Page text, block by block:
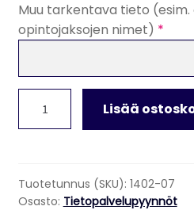
Muu tarkentava tieto (esim.
opintojaksojen nimet) *
opettajakorkeakoulu
alkaen),
11–
Lisää
Tuotetunnus (SKU): 1402-07
Osasto: Tietopalvelupyynnöt